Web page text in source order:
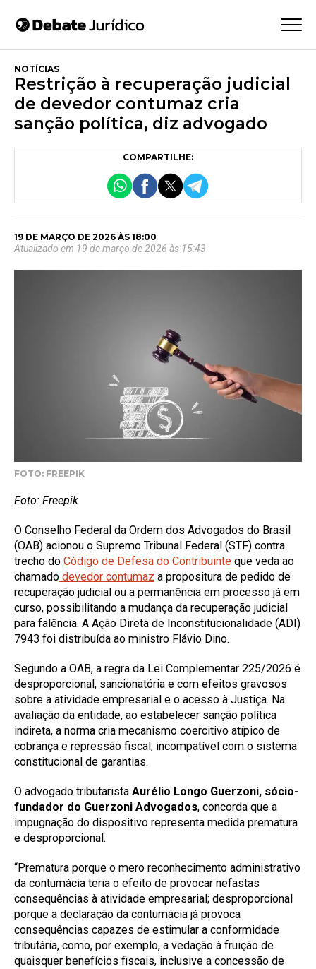
NOTÍCIAS
Restrição à recuperação judicial
de devedor contumaz cria
sanção política, diz advogado
COMPARTILHE:
19 DE MARÇO DE 2026 ÀS 18:00
Atualizado em 19 de março de 2026 às 15:43
FOTO: FREEPIK
Foto: Freepik
O Conselho Federal da Ordem dos Advogados do Brasil
(OAB) acionou o Supremo Tribunal Federal (STF) contra
trecho do Código de Defesa do Contribuinte que veda ao
chamado devedor contumaz a propositura de pedido de
recuperação judicial ou a permanência em processo já em
curso, possibilitando a mudança da recuperação judicial
para falência. A Ação Direta de Inconstitucionalidade (ADI)
7943 foi distribuída ao ministro Flávio Dino.
Segundo a OAB, a regra da Lei Complementar 225/2026 é
desproporcional, sancionatória e com efeitos gravosos
sobre a atividade empresarial e o acesso à Justiça. Na
avaliação da entidade, ao estabelecer sanção política
indireta, a norma cria mecanismo coercitivo atípico de
cobrança e repressão fiscal, incompatível com o sistema
constitucional de garantias.
O advogado tributarista Aurélio Longo Guerzoni, sócio-
fundador do Guerzoni Advogados, concorda que a
impugnação do dispositivo representa medida prematura
e desproporcional.
“Prematura porque o mero reconhecimento administrativo
da contumácia teria o efeito de provocar nefastas
consequências à atividade empresarial; desproporcional
porque a declaração da contumácia já provoca
consequências capazes de estimular a conformidade
tributária, como, por exemplo, a vedação à fruição de
quaisquer benefícios fiscais, inclusive a concessão de